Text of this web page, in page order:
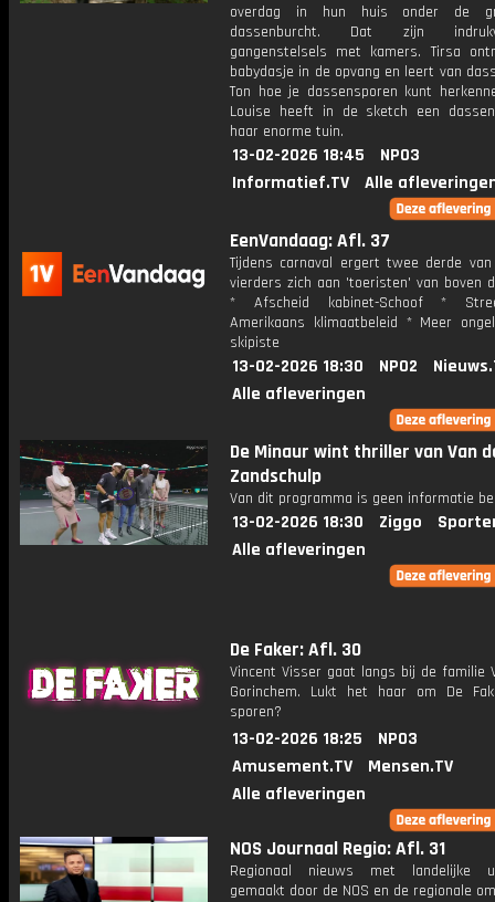
overdag in hun huis onder de
dassenburcht. Dat zijn
gangenstelsels met kamers. Tirsa
babydasje in de opvang en leert van
Ton hoe je dassensporen kunt
Louise heeft in de sketch een
haar enorme tuin.
13-02-2026 18:45
NPO3
Informatief.TV
Alle
EenVandaag: Afl. 37
Tijdens carnaval ergert twee derde van
vierders zich aan 'toeristen' van boven
* Afscheid kabinet-Schoof *
Amerikaans klimaatbeleid * Meer
skipiste
13-02-2026 18:30 NPO2
Alle afleveringen
De Minaur wint thriller van Van
Zandschulp
Van dit programma is geen informatie
13-02-2026 18:30 Ziggo
Alle afleveringen
De Faker: Afl. 30
Vincent Visser gaat langs bij de familie
Gorinchem. Lukt het haar om De
sporen?
13-02-2026 18:25
NPO3
Amusement.TV
Mensen.TV
Alle afleveringen
NOS Journaal Regio: Afl. 31
Regionaal nieuws met landelijke
gemaakt door de NOS en de regionale